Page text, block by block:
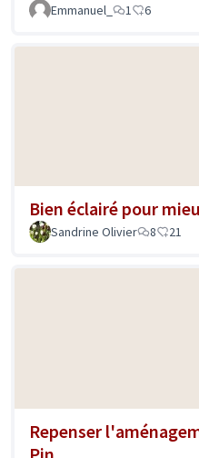
Emmanuel_ 1 6
Bien éclairé pour
Sandrine Olivier
8 21
Repenser